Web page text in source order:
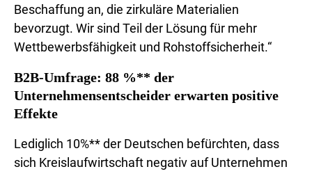
Beschaffung an, die zirkuläre Materialien
bevorzugt. Wir sind Teil der Lösung für mehr
Wettbewerbsfähigkeit und Rohstoffsicherheit.“
B2B-Umfrage: 88 %** der
Unternehmensentscheider erwarten positive
Effekte
Lediglich 10%** der Deutschen befürchten, dass
sich Kreislaufwirtschaft negativ auf Unternehmen